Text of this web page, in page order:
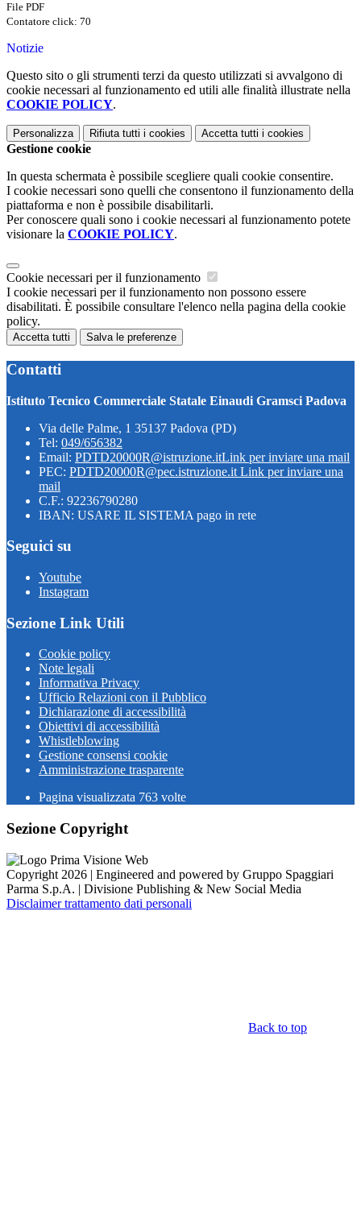
File PDF
Contatore click: 70
Notizie
Questo sito o gli strumenti terzi da questo utilizzati si avvalgono di
cookie necessari al funzionamento ed utili alle finalità illustrate nella
COOKIE POLICY.
Personalizza Rifiuta tutti i cookies Accetta tutti i cookies
Gestione cookie
In questa schermata è possibile scegliere quali cookie consentire.
I cookie necessari sono quelli che consentono il funzionamento della
piattaforma e non è possibile disabilitarli.
Per conoscere quali sono i cookie necessari al funzionamento potete
visionare la COOKIE POLICY.
Cookie necessari per il funzionamento
I cookie necessari per il funzionamento non possono essere
disabilitati. È possibile consultare l'elenco nella pagina della cookie
policy.
Accetta tutti Salva le preferenze
Contatti
Istituto Tecnico Commerciale Statale Einaudi Gramsci Padova
Via delle Palme, 1 35137 Padova (PD)
Tel: 049/656382
Email: PDTD20000R@istruzione.itLink per inviare una mail
PEC: PDTD20000R@pec.istruzione.it Link per inviare una
mail
C.F.: 92236790280
IBAN: USARE IL SISTEMA pago in rete
Seguici su
Youtube
Instagram
Sezione Link Utili
Cookie policy
Note legali
Informativa Privacy
Ufficio Relazioni con il Pubblico
Dichiarazione di accessibilità
Obiettivi di accessibilità
Whistleblowing
Gestione consensi cookie
Amministrazione trasparente
Pagina visualizzata 763 volte
Sezione Copyright
Copyright 2026 | Engineered and powered by Gruppo Spaggiari
Parma S.p.A. | Divisione Publishing & New Social Media
Disclaimer trattamento dati personali
Back to top